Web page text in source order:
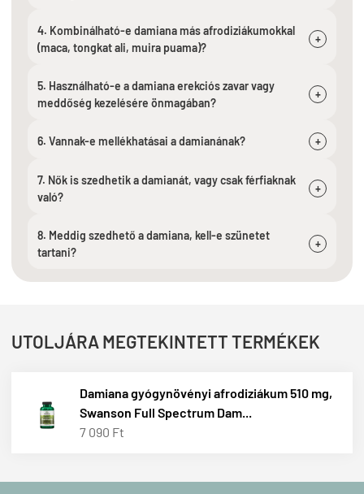
4. Kombinálható-e damiana más afrodiziákumokkal
(maca, tongkat ali, muira puama)?
+
5. Használható-e a damiana erekciós zavar vagy
meddőség kezelésére önmagában?
+
6. Vannak-e mellékhatásai a damianának? +
7. Nők is szedhetik a damianát, vagy csak férfiaknak
való?
+
8. Meddig szedhető a damiana, kell-e szünetet
tartani?
+
UTOLJÁRA MEGTEKINTETT TERMÉKEK
Damiana gyógynövényi afrodiziákum 510 mg,
Swanson Full Spectrum Dam...
7 090 Ft